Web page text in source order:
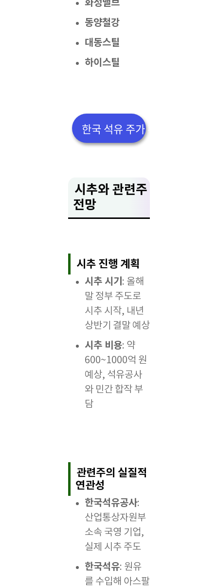
화성밸브
동양철강
대동스틸
하이스틸
한국 석유 주가 확인하기👆
시추와 관련주
전망
시추 진행 계획
시추 시기 : 올해
말 정부 주도로
시추 시작, 내년
상반기 결말 예상
시추 비용: 약
600~1000억 원
예상, 석유공사
와 민간 합작 부
담
관련주의 실질적
연관성
한국석유공사:
산업통상자원부
소속 국영 기업,
실제 시추 주도
한국석유: 원유
를 수입해 아스팔